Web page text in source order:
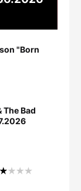
"Born
The Bad